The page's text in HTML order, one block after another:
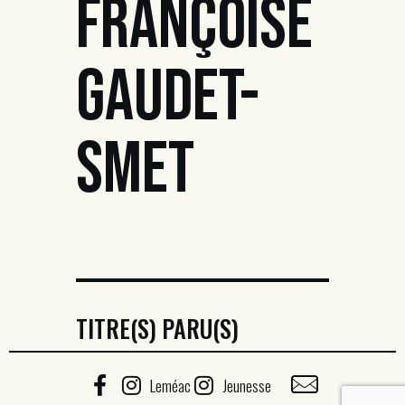
FRANÇOISE
GAUDET-
SMET
TITRE(S) PARU(S)
Leméac Jeunesse